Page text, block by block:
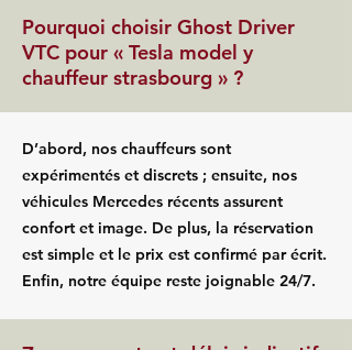
Pourquoi choisir Ghost Driver
VTC pour « Tesla model y
chauffeur strasbourg » ?
D’abord, nos chauffeurs sont
expérimentés et discrets ; ensuite, nos
véhicules Mercedes récents assurent
confort et image. De plus, la réservation
est simple et le prix est confirmé par écrit.
Enfin, notre équipe reste joignable 24/7.